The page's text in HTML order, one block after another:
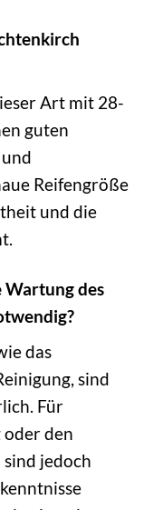
Art mit 28-
guten
Reifengröße
und die
Wartung des
das
sind
Für
den
jedoch